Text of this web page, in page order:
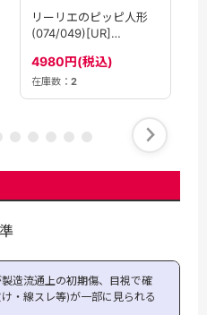
リーリエのピッピ人形
(074/049)[UR]
4980円(税込)
在庫数： 2
造流通上の初期傷、目視で確
・線スレ等)が一部に見られる